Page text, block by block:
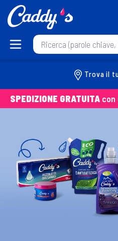
Trova il
SPEDIZIONE GRATUITA con